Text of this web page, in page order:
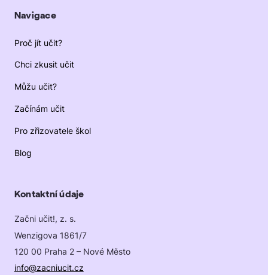
Navigace
Proč jít učit?
Chci zkusit učit
Můžu učit?
Začínám učit
Pro zřizovatele škol
Blog
Kontaktní údaje
Začni učit!, z. s.
Wenzigova 1861/7
120 00 Praha 2 – Nové Město
info@zacniucit.cz